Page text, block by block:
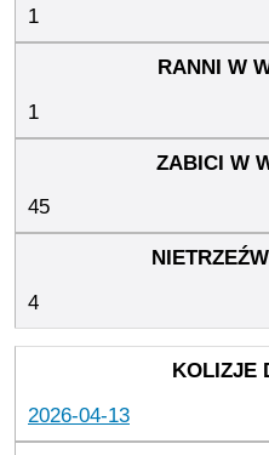
1
1
45
4
2026-04-13